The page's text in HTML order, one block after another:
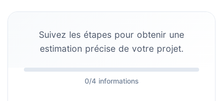
Suivez les étapes pour obtenir une
estimation précise de votre projet.
0/4 informations